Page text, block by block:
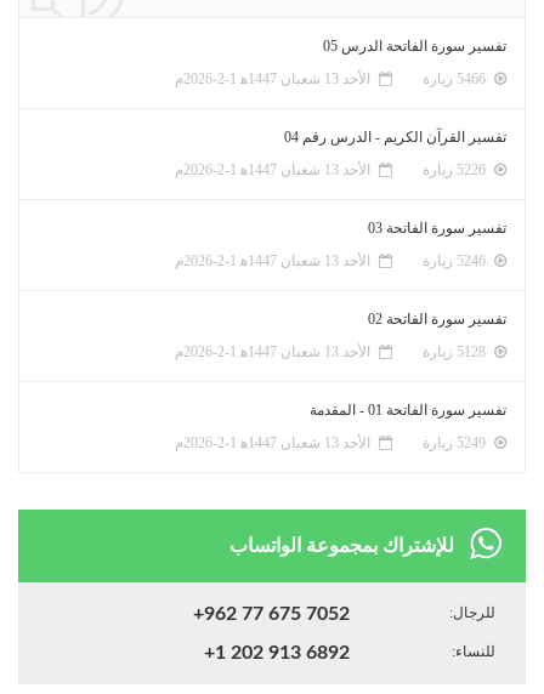
تفسير سورة الفاتحة الدرس 05
الأحد 13 شعبان 1447ﻫ 1-2-2026م
تفسير القرآن الكريم - الدرس رقم 04
الأحد 13 شعبان 1447ﻫ 1-2-2026م
تفسير سورة الفاتحة 03
الأحد 13 شعبان 1447ﻫ 1-2-2026م
تفسير سورة الفاتحة 02
الأحد 13 شعبان 1447ﻫ 1-2-2026م
تفسير سورة الفاتحة 01 - المقدمة
الأحد 13 شعبان 1447ﻫ 1-2-2026م
للإشتراك بمجموعة الواتساب
للرجال: +962 77 675 7052
للنساء: +1 202 913 6892